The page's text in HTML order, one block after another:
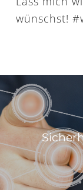
wünschst!